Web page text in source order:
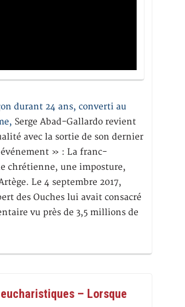
durant 24 ans, converti au
Serge Abad-Gallardo revient
avec la sortie de son dernier
» : La franc-
chrétienne, une imposture,
Le 4 septembre 2017,
des Ouches lui avait consacré
vu près de 3,5 millions de
– Lorsque